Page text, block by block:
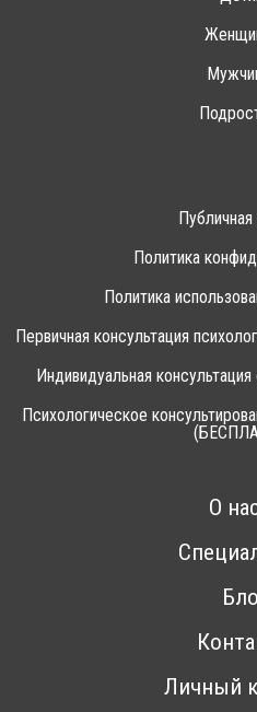
Политика
Политика
Первичная консультация
Индивидуальная
Психологическое
О
Личный